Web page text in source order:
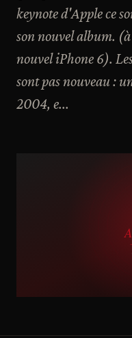
keynote d'Apple ce
son nouvel album.
nouvel iPhone 6).
sont pas nouveau :
2004, e...